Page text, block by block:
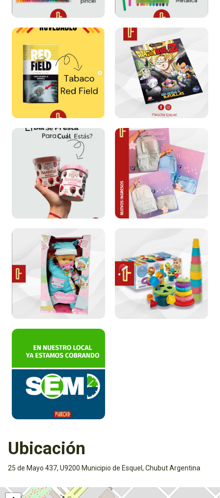
Ubicación
25 de Mayo 437, U9200 Municipio de Esquel, Chubut Argentina
Activar mapa